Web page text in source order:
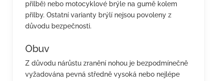
přilbě) nebo motocyklové brýle na gumě kolem
přilby. Ostatní varianty brýlí nejsou povoleny z
důvodu bezpečnosti.
Obuv
Z důvodu nárůstu zranění nohou je bezpodmínečně
vyžadována pevná středně vysoká nebo nejlépe